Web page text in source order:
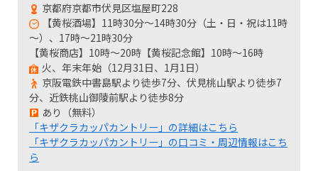
京都府京都市伏見区塩屋町228
【黄桜酒場】11時30分～14時30分（土・日・祝は11時
～）、17時～21時30分
【黄桜商店】10時～20時【黄桜記念館】10時～16時
火、年末年始（12月31日、1月1日）
京阪電鉄中書島駅より徒歩7分、伏見桃山駅より徒歩7
分、近鉄桃山御陵前駅より徒歩8分
あり（無料）
「キザクラカッパカントリー」の詳細はこちら
「キザクラカッパカントリー」の口コミ・周辺情報はこち
ら